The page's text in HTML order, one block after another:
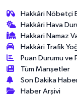
Hakkâri Nöbetçi
Hakkâri Hava
Hakkari Namaz
Hakkâri Trafik
Puan Durumu ve
Tüm Manşetler
Son Dakika
Haber Arşivi